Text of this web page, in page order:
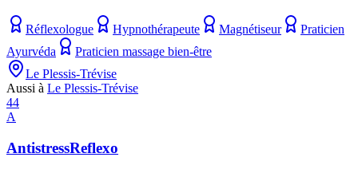
Réflexologue Hypnothérapeute Magnétiseur
Praticien
Ayurvéda
Praticien massage bien-être
Le Plessis-Trévise
Aussi à Le Plessis-Trévise
44
A
AntistressReflexo